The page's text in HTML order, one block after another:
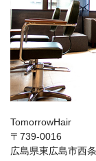
TomorrowHair
〒739-0016
広島県東広島市西